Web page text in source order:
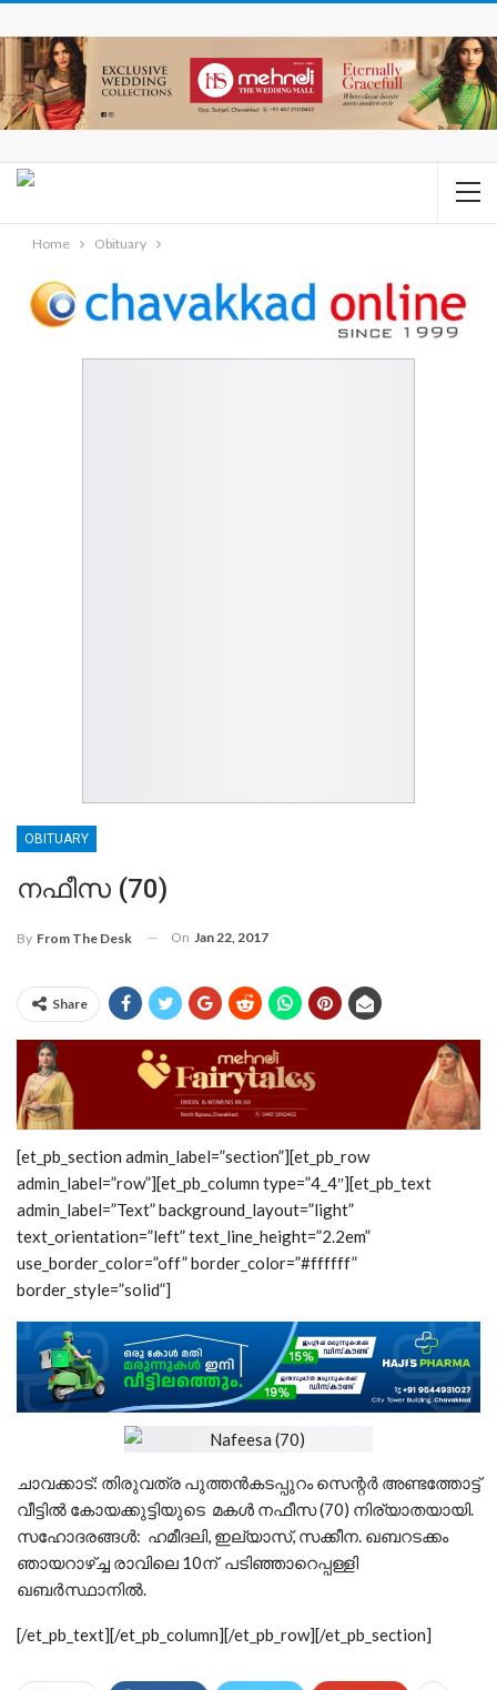
Home Obituary
OBITUARY
നഫീസ (70)
By From The Desk On Jan 22, 2017
Share
[et_pb_section admin_label=”section”][et_pb_row
admin_label=”row”][et_pb_column type=”4_4″][et_pb_text
admin_label=”Text” background_layout=”light”
text_orientation=”left” text_line_height=”2.2em”
use_border_color=”off” border_color=”#ffffff”
border_style=”solid”]
ചാവക്കാട്: തിരുവത്ര പുത്തന്‍കടപ്പുറം സെന്റര്‍ അണ്ടത്തോട്ട്
വീട്ടില്‍ കോയക്കുട്ടിയുടെ മകള്‍ നഫീസ (70) നിര്യാതയായി.
സഹോദരങ്ങള്‍: ഹമീദലി, ഇല്യാസ്, സക്കീന. ഖബറടക്കം
ഞായറാഴ്ച്ച രാവിലെ 10ന് പടിഞ്ഞാറെപ്പള്ളി
ഖബര്‍സ്ഥാനില്‍.
[/et_pb_text][/et_pb_column][/et_pb_row][/et_pb_section]